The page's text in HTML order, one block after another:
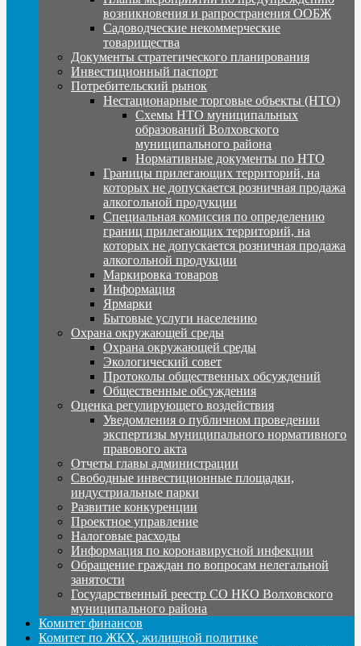
возникновения и рапространения ООБЖ
Садоводческие некоммерческие
товарищества
Документы стратегического планирования
Инвестиционный паспорт
Потребительский рынок
Нестационарные торговые объекты (НТО)
Схемы НТО муниципальных
образований Волховского
муниципального района
Нормативные документы по НТО
Границы прилегающих территорий, на
которых не допускается розничная продажа
алкогольной продукции
Специальная комиссия по определению
границ прилегающих территорий, на
которых не допускается розничная продажа
алкогольной продукции
Маркировка товаров
Информация
Ярмарки
Бытовые услуги населению
Охрана окружающей среды
Охрана окружающей среды
Экологический совет
Протоколы общественных обсуждений
Общественные обсуждения
Оценка регулирующего воздействия
Уведомления о публичном проведении
экспертизы муниципального нормативного
правового акта
Отчеты главы администрации
Свободные инвестиционные площадки,
индустриальные парки
Развитие конкуренции
Проектное управление
Налоговые расходы
Информация по коронавирусной инфекции
Обращение граждан по вопросам нелегальной
занятости
Государственный реестр СО НКО Волховского
муниципального района
Комитет финансов
Комитет по ЖКХ, жилищной политике